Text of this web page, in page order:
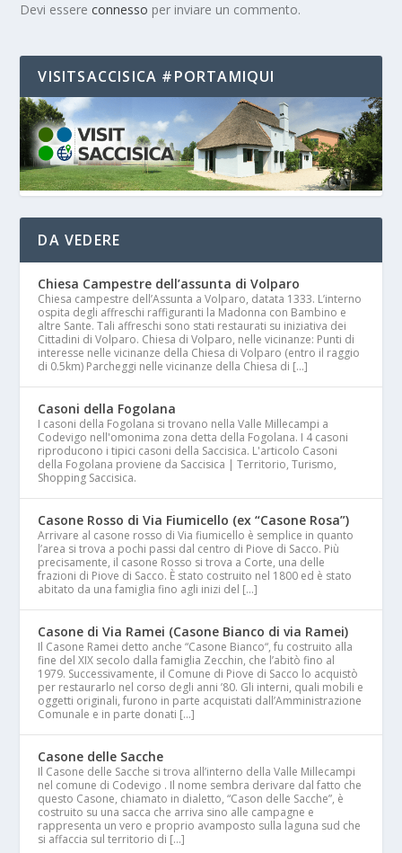
Devi essereconnesso per inviare un commento.
VISITSACCISICA #PORTAMIQUI
DA VEDERE
Chiesa Campestre dell’assunta di Volparo
Chiesa campestre dell’Assunta a Volparo, datata 1333. L’interno
ospita degli affreschi raffiguranti la Madonna con Bambino e
altre Sante. Tali affreschi sono stati restaurati su iniziativa dei
Cittadini di Volparo. Chiesa di Volparo, nelle vicinanze: Punti di
interesse nelle vicinanze della Chiesa di Volparo (entro il raggio
di 0.5km) Parcheggi nelle vicinanze della Chiesa di […]
Casoni della Fogolana
I casoni della Fogolana si trovano nella Valle Millecampi a
Codevigo nell'omonima zona detta della Fogolana. I 4 casoni
riproducono i tipici casoni della Saccisica. L'articolo Casoni
della Fogolana proviene da Saccisica | Territorio, Turismo,
Shopping Saccisica.
Casone Rosso di Via Fiumicello (ex “Casone Rosa”)
Arrivare al casone rosso di Via fiumicello è semplice in quanto
l’area si trova a pochi passi dal centro di Piove di Sacco. Più
precisamente, il casone Rosso si trova a Corte, una delle
frazioni di Piove di Sacco. È stato costruito nel 1800 ed è stato
abitato da una famiglia fino agli inizi del […]
Casone di Via Ramei (Casone Bianco di via Ramei)
Il Casone Ramei detto anche “Casone Bianco“, fu costruito alla
fine del XIX secolo dalla famiglia Zecchin, che l’abitò fino al
1979. Successivamente, il Comune di Piove di Sacco lo acquistò
per restaurarlo nel corso degli anni ’80. Gli interni, quali mobili e
oggetti originali, furono in parte acquistati dall’Amministrazione
Comunale e in parte donati […]
Casone delle Sacche
Il Casone delle Sacche si trova all’interno della Valle Millecampi
nel comune di Codevigo . Il nome sembra derivare dal fatto che
questo Casone, chiamato in dialetto, “Cason delle Sacche”, è
costruito su una sacca che arriva sino alle campagne e
rappresenta un vero e proprio avamposto sulla laguna sud che
si affaccia sul territorio di […]